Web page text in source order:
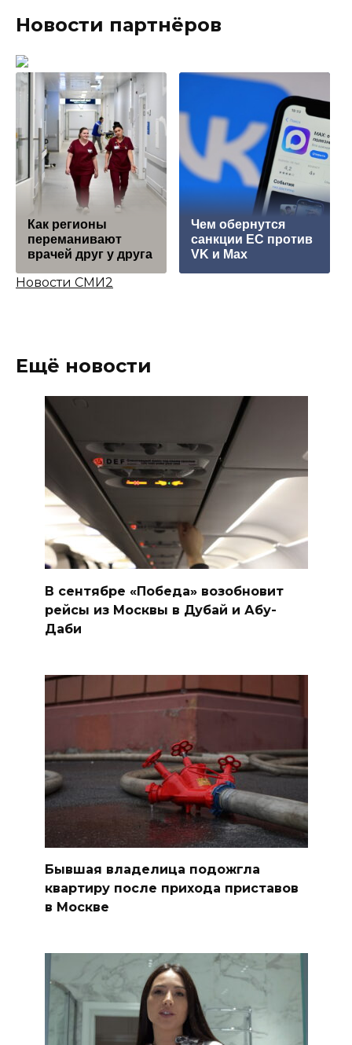
Новости партнёров
Как регионы
переманивают
врачей друг у друга
Чем обернутся
санкции ЕС против
VK и Max
Новости СМИ2
Ещё новости
В сентябре «Победа» возобновит
рейсы из Москвы в Дубай и Абу-
Даби
Бывшая владелица подожгла
квартиру после прихода приставов
в Москве